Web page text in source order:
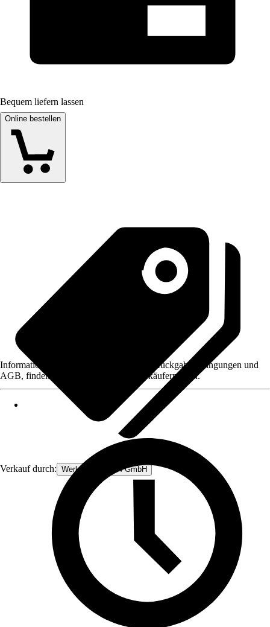
Bequem liefern lassen
Online bestellen
Verkauf durch: Werkzeugstore24 GmbH
Informationen des Verkäufers, wie z. B. Rückgabebedingungen und
AGB, finden Sie bei Klick auf den Verkäufernamen.